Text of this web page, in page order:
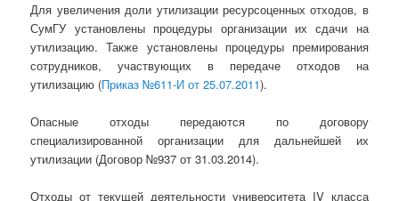
Для увеличения доли утилизации ресурсоценных отходов, в
СумГУ установлены процедуры организации их сдачи на
утилизацию. Также установлены процедуры премирования
сотрудников, участвующих в передаче отходов на
утилизацию (Приказ №611-И от 25.07.2011).
Опасные отходы передаются по договору
специализированной организации для дальнейшей их
утилизации (Договор №937 от 31.03.2014).
Отходы от текущей деятельности университета IV класса